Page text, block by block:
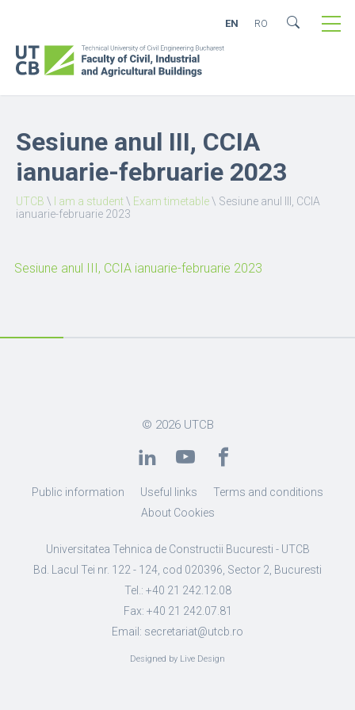
EN RO
Sesiune anul III, CCIA
ianuarie-februarie 2023
UTCB \ I am a student\ Exam timetable\ Sesiune anul III, CCIA
ianuarie-februarie 2023
Sesiune anul III, CCIA ianuarie-februarie 2023
© 2026 UTCB
Public information Useful links
Terms and conditions
About Cookies
Universitatea Tehnica de Constructii Bucuresti - UTCB
Bd. Lacul Tei nr. 122 - 124, cod 020396, Sector 2, Bucuresti
Tel.: +40 21 242.12.08
Fax: +40 21 242.07.81
Email: secretariat@utcb.ro
Designed by Live Design